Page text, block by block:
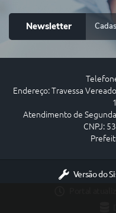
Newsletter
Endereço: Travessa
Atendimento de
CNPJ:
Versão do